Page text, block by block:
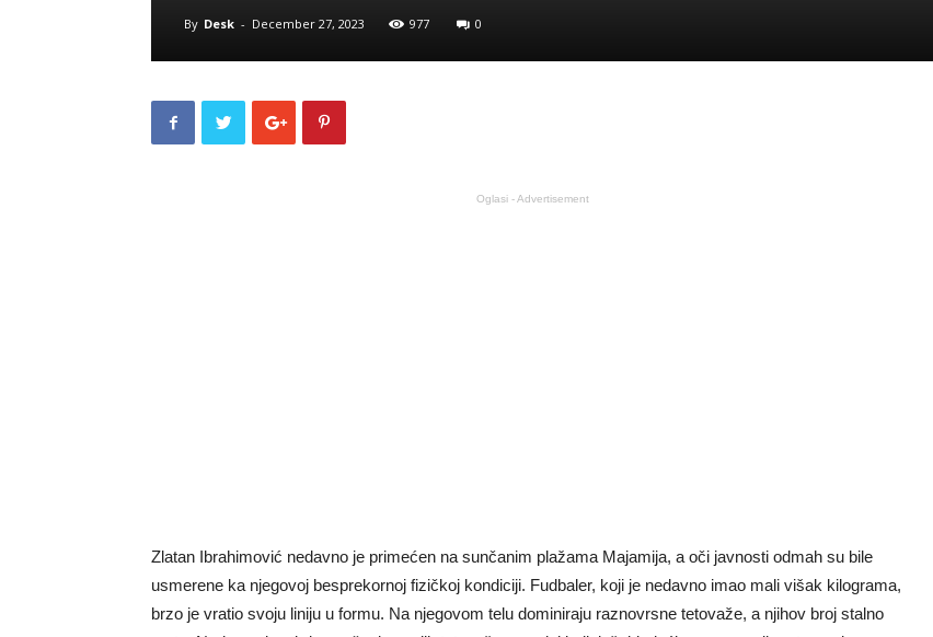
By Desk - December 27, 2023 977 0
Oglasi - Advertisement
Zlatan Ibrahimović nedavno je primećen na sunčanim plažama Majamija, a oči javnosti odmah su bile
usmerene ka njegovoj besprekornoj fizičkoj kondiciji. Fudbaler, koji je nedavno imao mali višak kilograma,
brzo je vratio svoju liniju u formu. Na njegovom telu dominiraju raznovrsne tetovaže, a njihov broj stalno